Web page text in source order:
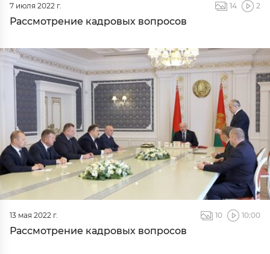
7 июля 2022 г. 14 2
Рассмотрение кадровых вопросов
13 мая 2022 г. 10 10:00
Рассмотрение кадровых вопросов